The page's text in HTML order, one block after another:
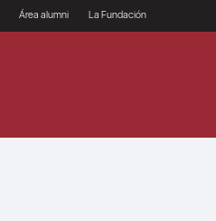
Área alumni La Fundación